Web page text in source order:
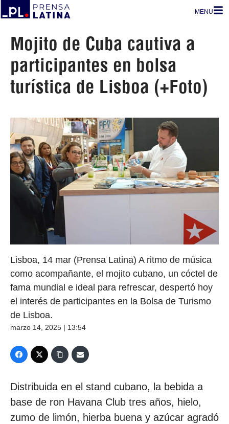
MENU
Mojito de Cuba cautiva a
participantes en bolsa
turística de Lisboa (+Foto)
Lisboa, 14 mar (Prensa Latina) A ritmo de música
como acompañante, el mojito cubano, un cóctel de
fama mundial e ideal para refrescar, despertó hoy
el interés de participantes en la Bolsa de Turismo
de Lisboa.
marzo 14, 2025 | 13:54
Distribuida en el stand cubano, la bebida a
base de ron Havana Club tres años, hielo,
zumo de limón, hierba buena y azúcar agradó